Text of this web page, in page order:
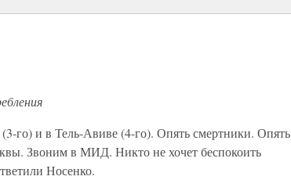
го) и в Тель-Авиве (4-го). Опять смертники. Опять
Звоним в МИД. Никто не хочет беспокоить
Носенко.